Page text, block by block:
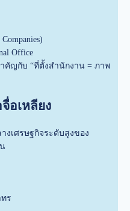
Office
คัญกับ “ที่ตั้งสำนักงาน = ภาพ
อเหลียง
งเศรษฐกิจระดับสูงของ
ร